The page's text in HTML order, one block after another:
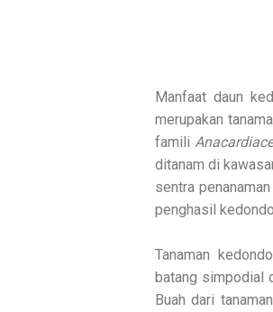
Manfaat daun
merupakan
famili
ditanam di
sentra
penghasil
Tanaman
batang simpodial
Buah dari